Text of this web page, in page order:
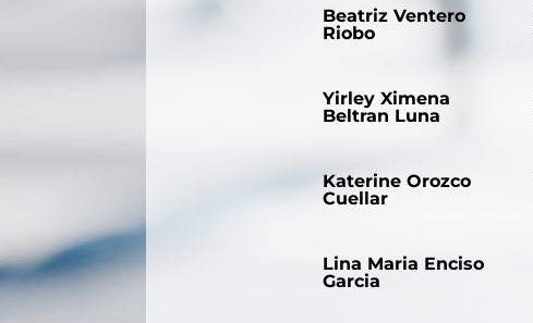
Beatriz Ventero
Riobo
Yirley Ximena
Beltran Luna
Katerine Orozco
Cuellar
Lina Maria Enciso
Garcia